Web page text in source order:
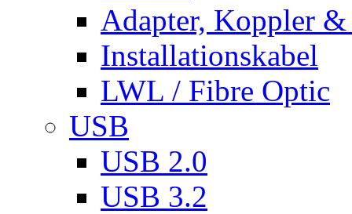
Adapter, Koppler &
Installationskabel
LWL / Fibre Optic
USB
USB 2.0
USB 3.2